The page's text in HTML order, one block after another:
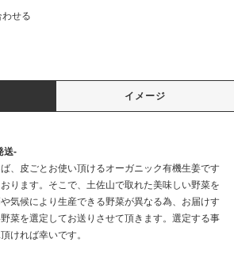
せる
イメージ
送-
、皮ごとお使い頂けるオーガニック有機生姜です
ります。そこで、土佐山で取れた美味しい野菜を
気候により生産できる野菜が異なる為、お届けす
菜を選定してお送りさせて頂きます。選定する事
ければ幸いです。